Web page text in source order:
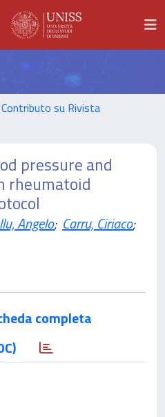
su Rivista
pressure and
rheumatoid
Angelo; Carru, Ciriaco;
completa